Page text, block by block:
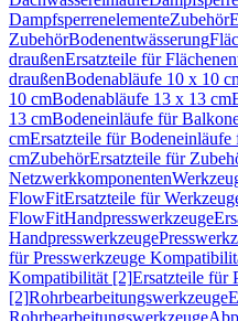
DampfsperrenelementeZubehör
ZubehörBodenentwässerung
draußenErsatzteile für
draußenBodenabläufe 10 x 10
10 cmBodenabläufe 13 x 13 cm
13 cmBodeneinläufe für
cmErsatzteile für
cmZubehörErsatzteile für
Netzwerkkomponenten
FlowFitErsatzteile für
FlowFitHandpresswerkzeuge
Handpresswerkzeuge
für Presswerkzeuge
Kompatibilität [2]Ersatzteile für
[2]Rohrbearbeitungswerkzeuge
Rohrbearbeitungswerkzeuge